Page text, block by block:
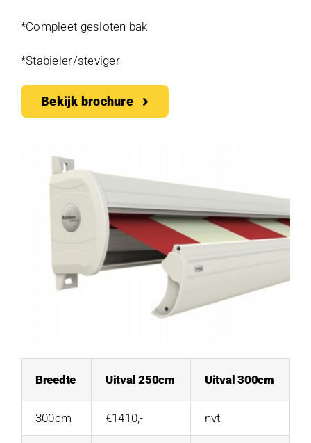
*Compleet gesloten bak
*Stabieler/steviger
Bekijk brochure
Breedte Uitval 250cm Uitval 300cm
300cm €1410,- nvt